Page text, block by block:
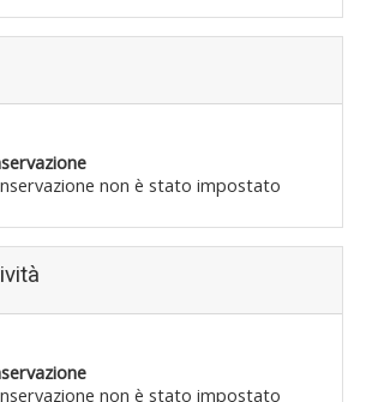
non è stato impostato
non è stato impostato